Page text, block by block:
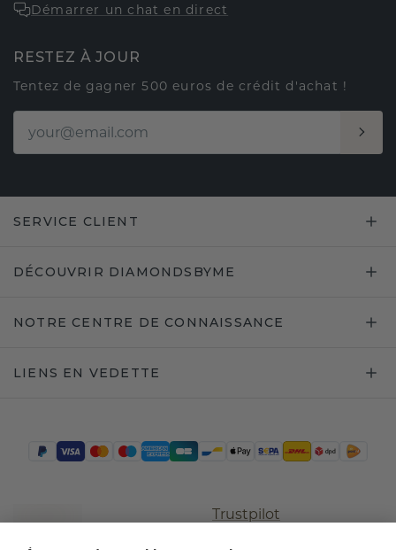
Démarrer un chat en direct
RESTEZ À JOUR
Tentez de gagner 500 euros de crédit d'achat !
SERVICE CLIENT
DÉCOUVRIR DIAMONDSBYME
NOTRE CENTRE DE CONNAISSANCE
LIENS EN VEDETTE
Trustpilot